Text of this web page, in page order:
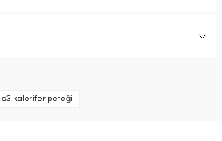
s3 kalorifer peteği